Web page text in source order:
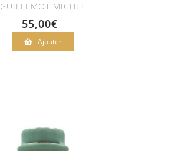
GUILLEMOT MICHEL
55,00€
Ajouter